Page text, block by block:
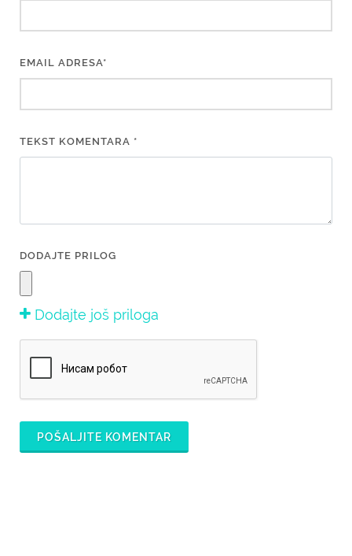
EMAIL ADRESA*
TEKST KOMENTARA *
DODAJTE PRILOG
Dodajte još priloga
POŠALJITE KOMENTAR